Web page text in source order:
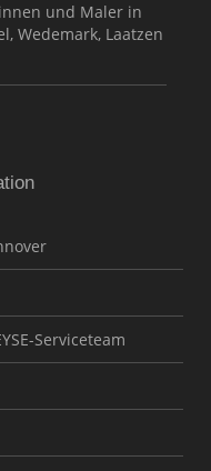
und Maler in
Wedemark, Laatzen
Serviceteam